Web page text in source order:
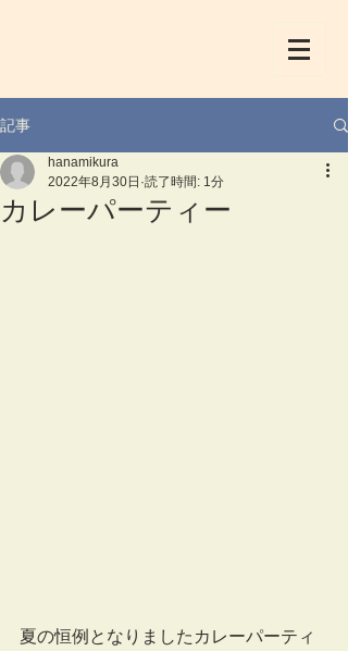
記事
カレーパーティー
hanamikura
2022年8月30日 読了時間: 1分
夏の恒例となりましたカレーパーティ